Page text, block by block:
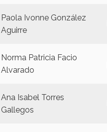
Paola Ivonne González
Aguirre
Norma Patricia Facio
Alvarado
Ana Isabel Torres
Gallegos